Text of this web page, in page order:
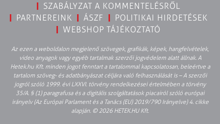
SZABÁLYZAT A KOMMENTELÉSRŐL
PARTNEREINK
ÁSZF
POLITIKAI HIRDETÉSEK
WEBSHOP TÁJÉKOZTATÓ
Az ezen a weboldalon megjelenő szövegek, grafikák, képek, hangfelvételek,
video anyagok vagy egyéb tartalmak szerzői jogvédelem alatt állnak. A
Hetek.hu Kft. minden jogot fenntart a tartalommal kapcsolatosan, beleértve a
tartalom szöveg- és adatbányászat céljára való felhasználását is – A szerzői
jogról szóló 1999. évi LXXVI. törvény rendelkezései értelmében a törvény
35/A. § (1) paragrafusa és a digitális szolgáltatások piacairól szóló európai
irányelv (Az Európai Parlament és a Tanács (EU) 2019/790 Irányelve) 4. cikke
alapján. © 2026 HETEK.HU Kft.